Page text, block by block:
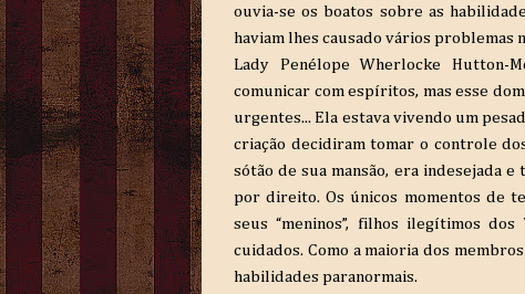
ouvia-se os boatos sobre as
haviam lhes causado vários problemas
Lady Penélope Wherlocke Hutton-
comunicar com espíritos, mas esse
urgentes... Ela estava vivendo um
criação decidiram tomar o controle
sótão de sua mansão, era indesejada
por direito. Os únicos momentos de
seus “meninos”, filhos ilegítimos
cuidados. Como a maioria dos
habilidades paranormais.